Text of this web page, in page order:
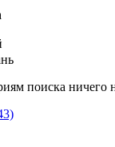
поиска ничего